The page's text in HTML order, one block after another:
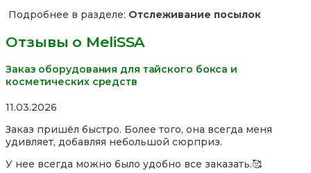
Подробнее в разделе: Отслеживание посылок
Отзывы о MeliSSA
Заказ оборудования для тайского бокса и
косметических средств
Rated
out
of
11.03.2026
Заказ пришёл быстро. Более того, она всегда меня
удивляет, добавляя небольшой сюрприз.
У нее всегда можно было удобно все заказать.🥰